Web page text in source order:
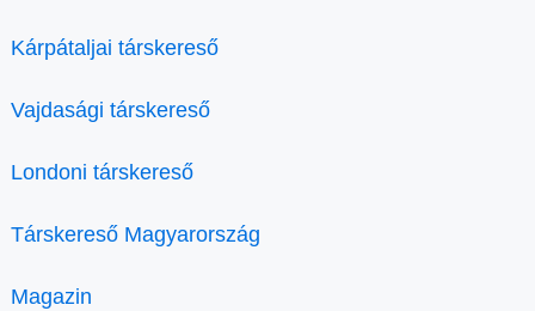
Kárpátaljai társkereső
Vajdasági társkereső
Londoni társkereső
Társkereső Magyarország
Magazin